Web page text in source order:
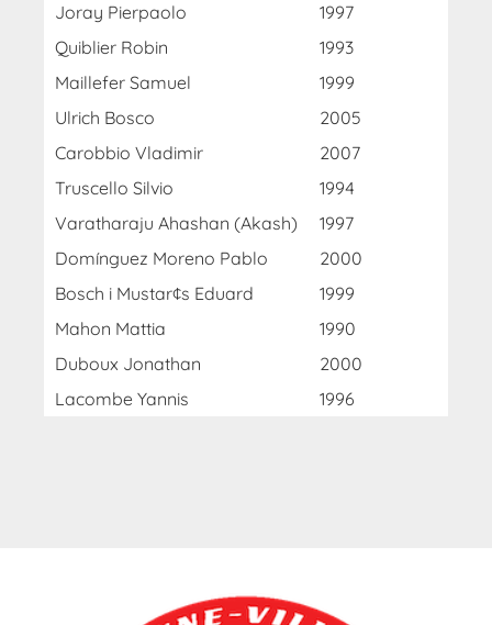
Joray Pierpaolo
1997
Quiblier Robin
1993
Maillefer Samuel
1999
Ulrich Bosco
2005
Carobbio Vladimir
2007
Truscello Silvio
1994
Varatharaju Ahashan (Akash)
1997
Domínguez Moreno Pablo
2000
Bosch i Mustar¢s Eduard
1999
Mahon Mattia
1990
Duboux Jonathan
2000
Lacombe Yannis
1996